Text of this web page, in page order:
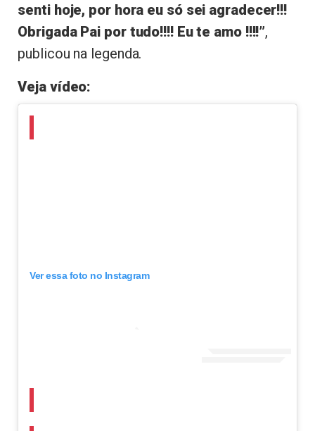
senti hoje, por hora eu só sei agradecer!!!
Obrigada Pai por tudo!!!! Eu te amo !!!!”,
publicou na legenda.
Veja vídeo:
Ver essa foto no Instagram